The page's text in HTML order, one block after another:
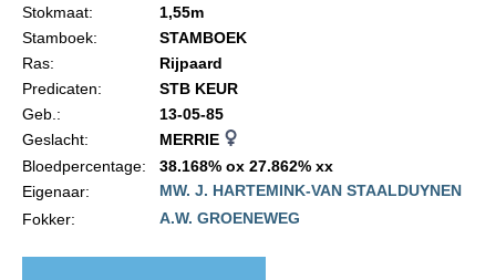
Statuten en reglementen
Privacyverklaring
Algemeen
Import registratie
Stokmaat:
1,55m
Stamboek:
STAMBOEK
Ras:
Rijpaard
Predicaten:
STB KEUR
Geb.:
13-05-85
Geslacht:
MERRIE
Bloedpercentage:
38.168% ox 27.862% xx
Eigenaar:
MW. J. HARTEMINK-VAN STAALDUYNEN
Fokker:
A.W. GROENEWEG